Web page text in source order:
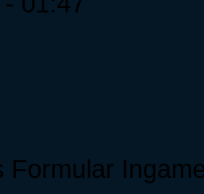
Formular